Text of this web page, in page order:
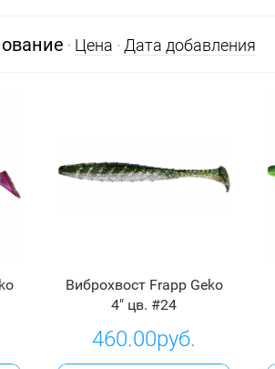
· Цена · Дата добавления
Виброхвост Frapp Geko
4" цв. #24
460.00руб.